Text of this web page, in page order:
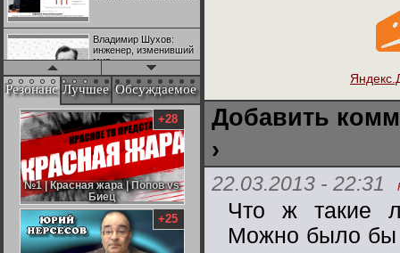
Владимир Шухов:
инженер, изменивший
мир
"Аркадий Коц" на
эгалите-фесте "Не
Пряча Лица"
Контрапункты
глобализации:
геополитэкономическ
ий анализ
100 лет Ноябрьской
революции в
Резонанс Лучшее Обсуждаемое
№1 | Красная жара | Попов vs
Биец
№1 | Красная жара | Попов vs
Биец
+28
+25
Добавить
›
22.03.2013 - 22:31
Что ж такие
Можно было бы